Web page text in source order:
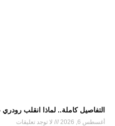
التفاصيل كاملة.. لماذا انقلب
أغسطس 6, 2026 لا توجد تعليقات